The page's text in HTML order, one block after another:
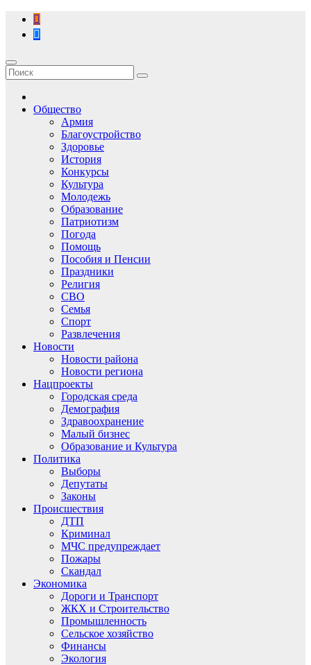
Перейти
содержимому
Общество
Армия
Благоустройство
Здоровье
История
Конкурсы
Культура
Молодежь
Образование
Патриотизм
Погода
Помощь
Пособия и Пенсии
Праздники
Религия
СВО
Семья
Спорт
Развлечения
Новости
Новости района
Новости региона
Нацпроекты
Городская среда
Демография
Здравоохранение
Малый бизнес
Образование и Культура
Политика
Выборы
Депутаты
Законы
Происшествия
ДТП
Криминал
МЧС предупреждает
Пожары
Скандал
Экономика
Дороги и Транспорт
ЖКХ и Строительство
Промышленность
Сельское хозяйство
Финансы
Экология